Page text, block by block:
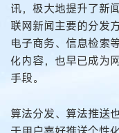
讯，极大地提升了新
联网新闻主要的分发
电子商务、信息检索
化内容，也早已成为
手段。
算法分发、算法推送